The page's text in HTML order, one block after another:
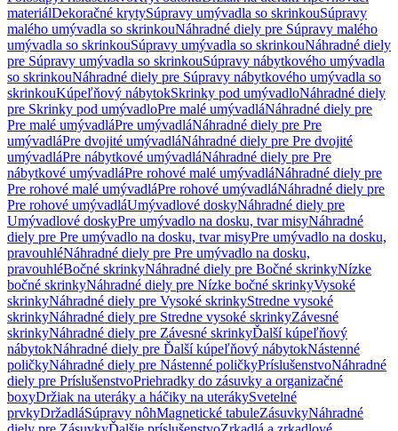
materiálDekoračné krytySúpravy umývadla so skrinkouSúpravy
malého umývadla so skrinkouNáhradné diely pre Súpravy malého
umývadla so skrinkouSúpravy umývadla so skrinkouNáhradné diely
pre Súpravy umývadla so skrinkouSúpravy nábytkového umývadla
so skrinkouNáhradné diely pre Súpravy nábytkového umývadla so
skrinkouKúpeľňový nábytokSkrinky pod umývadloNáhradné diely
pre Skrinky pod umývadloPre malé umývadláNáhradné diely pre
Pre malé umývadláPre umývadláNáhradné diely pre Pre
umývadláPre dvojité umývadláNáhradné diely pre Pre dvojité
umývadláPre nábytkové umývadláNáhradné diely pre Pre
nábytkové umývadláPre rohové malé umývadláNáhradné diely pre
Pre rohové malé umývadláPre rohové umývadláNáhradné diely pre
Pre rohové umývadláUmývadlové doskyNáhradné diely pre
Umývadlové doskyPre umývadlo na dosku, tvar misyNáhradné
diely pre Pre umývadlo na dosku, tvar misyPre umývadlo na dosku,
pravouhléNáhradné diely pre Pre umývadlo na dosku,
pravouhléBočné skrinkyNáhradné diely pre Bočné skrinkyNízke
bočné skrinkyNáhradné diely pre Nízke bočné skrinkyVysoké
skrinkyNáhradné diely pre Vysoké skrinkyStredne vysoké
skrinkyNáhradné diely pre Stredne vysoké skrinkyZávesné
skrinkyNáhradné diely pre Závesné skrinkyĎalší kúpeľňový
nábytokNáhradné diely pre Ďalší kúpeľňový nábytokNástenné
poličkyNáhradné diely pre Nástenné poličkyPríslušenstvoNáhradné
diely pre PríslušenstvoPriehradky do zásuvky a organizačné
boxyDržiak na uteráky a háčiky na uterákySvetelné
prvkyDržadláSúpravy nôhMagnetické tabuleZásuvkyNáhradné